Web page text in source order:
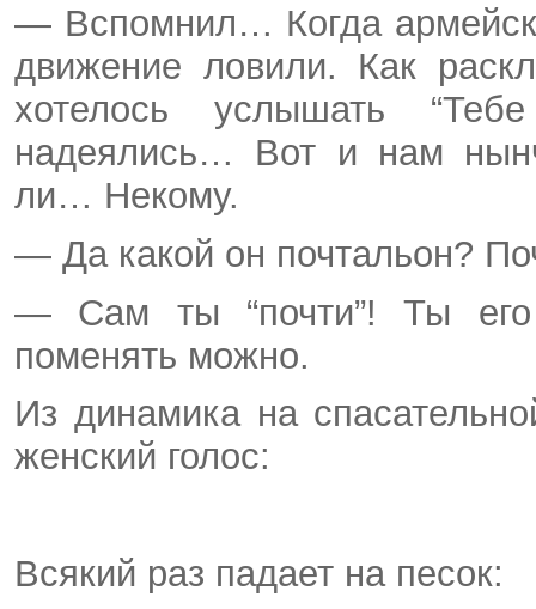
— Вспомнил… Когда
движение ловили. Как
хотелось услышать
надеялись… Вот и нам
ли… Некому.
— Да какой он почтальон?
— Сам ты “почти”! Ты его
поменять можно.
Из динамика на
женский голос:
Всякий раз падает на песок: